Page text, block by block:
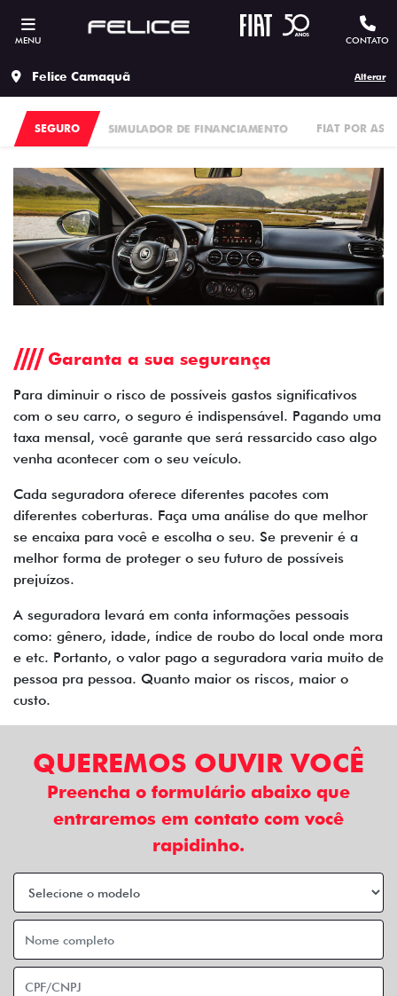
MENU CONTATO
Felice Camaquã Alterar
SIMULADOR DE FINANCIAMENTO FIAT POR
SEGURO
Garanta a sua segurança
Para diminuir o risco de possíveis gastos significativos
com o seu carro, o seguro é indispensável. Pagando uma
taxa mensal, você garante que será ressarcido caso algo
venha acontecer com o seu veículo.
Cada seguradora oferece diferentes pacotes com
diferentes coberturas. Faça uma análise do que melhor
se encaixa para você e escolha o seu. Se prevenir é a
melhor forma de proteger o seu futuro de possíveis
prejuízos.
A seguradora levará em conta informações pessoais
como: gênero, idade, índice de roubo do local onde mora
e etc. Portanto, o valor pago a seguradora varia muito de
pessoa pra pessoa. Quanto maior os riscos, maior o
custo.
QUEREMOS OUVIR VOCÊ
Preencha o formulário abaixo que
entraremos em contato com você
rapidinho.